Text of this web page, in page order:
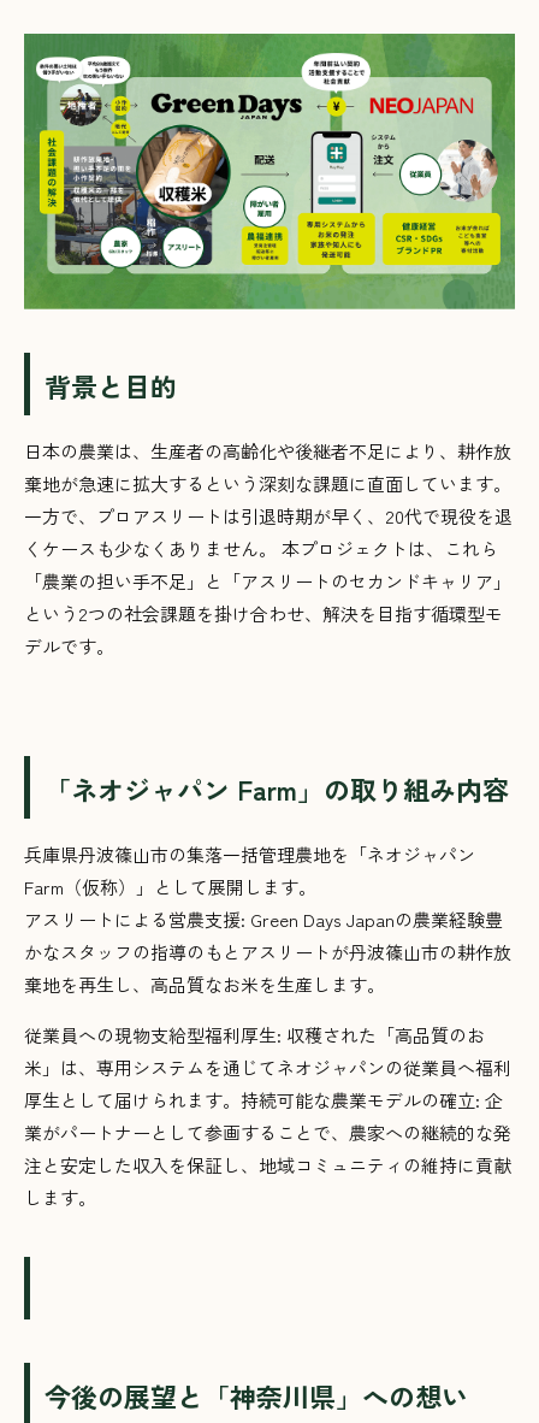
背景と目的
日本の農業は、生産者の高齢化や後継者不足により、耕作放
棄地が急速に拡大するという深刻な課題に直面しています。
一方で、プロアスリートは引退時期が早く、20代で現役を退
くケースも少なくありません。 本プロジェクトは、これら
「農業の担い手不足」と「アスリートのセカンドキャリア」
という2つの社会課題を掛け合わせ、解決を目指す循環型モ
デルです。
「ネオジャパン Farm」の取り組み内容
兵庫県丹波篠山市の集落一括管理農地を「ネオジャパン
Farm（仮称）」として展開します。
アスリートによる営農支援: Green Days Japanの農業経験豊
かなスタッフの指導のもとアスリートが丹波篠山市の耕作放
棄地を再生し、高品質なお米を生産します。
従業員への現物支給型福利厚生: 収穫された「高品質のお
米」は、専用システムを通じてネオジャパンの従業員へ福利
厚生として届けられます。持続可能な農業モデルの確立: 企
業がパートナーとして参画することで、農家への継続的な発
注と安定した収入を保証し、地域コミュニティの維持に貢献
します。
今後の展望と「神奈川県」への想い